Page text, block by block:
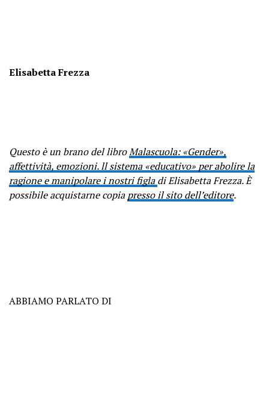
Elisabetta Frezza
Questo è un brano del libroMalascuola: «Gender»,
affettività, emozioni. ll sistema «educativo» per abolire la
ragione e manipolare i nostri figladi Elisabetta Frezza. È
possibile acquistarne copiapresso il sito dell’editore.
ABBIAMO PARLATO DI